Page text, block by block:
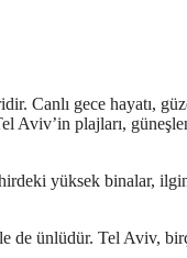
Canlı gece hayatı,
Aviv’in plajları,
yüksek binalar,
de ünlüdür. Tel Aviv,